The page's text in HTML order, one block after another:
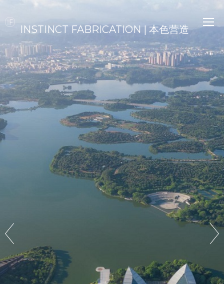
INSTINCT FABRICATION | 本色营造